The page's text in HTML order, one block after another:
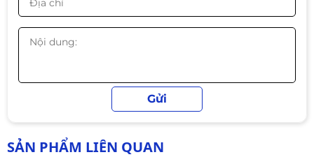
SẢN PHẨM LIÊN QUAN
-14%
Mực hộp máy in laser HP 76A -
CF276A - Dùng cho máy in HP
M404N/ M404dn/ M404dw, MFP
M428fdw / M428fdn
380.000đ